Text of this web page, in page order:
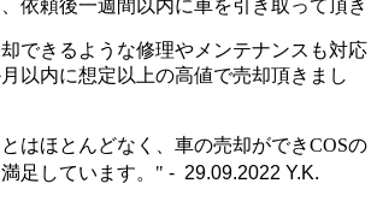
依頼後一週間以内に車を引き取って頂き
できるような修理やメンテナンスも対応
以内に想定以上の高値で売却頂きまし
はほとんどなく、車の売却ができCOSの
足しています。" - 29.09.2022 Y.K.